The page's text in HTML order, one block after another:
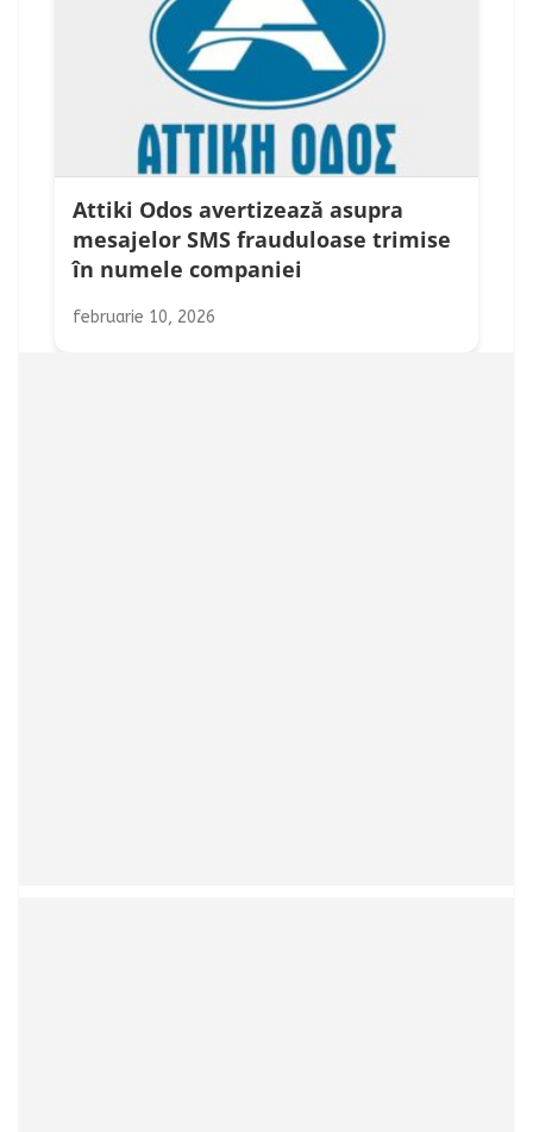
Attiki Odos avertizează asupra
mesajelor SMS frauduloase trimise
în numele companiei
februarie 10, 2026